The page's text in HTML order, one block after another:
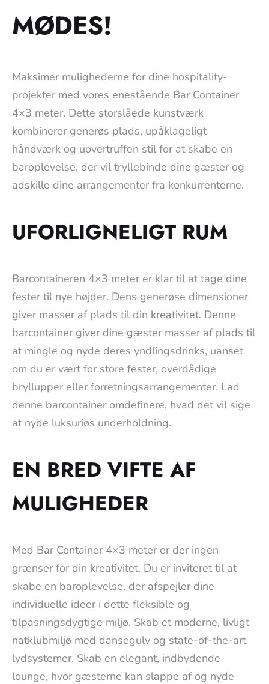
MØDES!
Maksimer mulighederne for dine hospitality-
projekter med vores enestående Bar Container
4×3 meter. Dette storslåede kunstværk
kombinerer generøs plads, upåklageligt
håndværk og uovertruffen stil for at skabe en
baroplevelse, der vil tryllebinde dine gæster og
adskille dine arrangementer fra konkurrenterne.
UFORLIGNELIGT RUM
Barcontaineren 4×3 meter er klar til at tage dine
fester til nye højder. Dens generøse dimensioner
giver masser af plads til din kreativitet. Denne
barcontainer giver dine gæster masser af plads til
at mingle og nyde deres yndlingsdrinks, uanset
om du er vært for store fester, overdådige
bryllupper eller forretningsarrangementer. Lad
denne barcontainer omdefinere, hvad det vil sige
at nyde luksuriøs underholdning.
EN BRED VIFTE AF
MULIGHEDER
Med Bar Container 4×3 meter er der ingen
grænser for din kreativitet. Du er inviteret til at
skabe en baroplevelse, der afspejler dine
individuelle ideer i dette fleksible og
tilpasningsdygtige miljø. Skab et moderne, livligt
natklubmiljø med dansegulv og state-of-the-art
lydsystemer. Skab en elegant, indbydende
lounge, hvor gæsterne kan slappe af og nyde